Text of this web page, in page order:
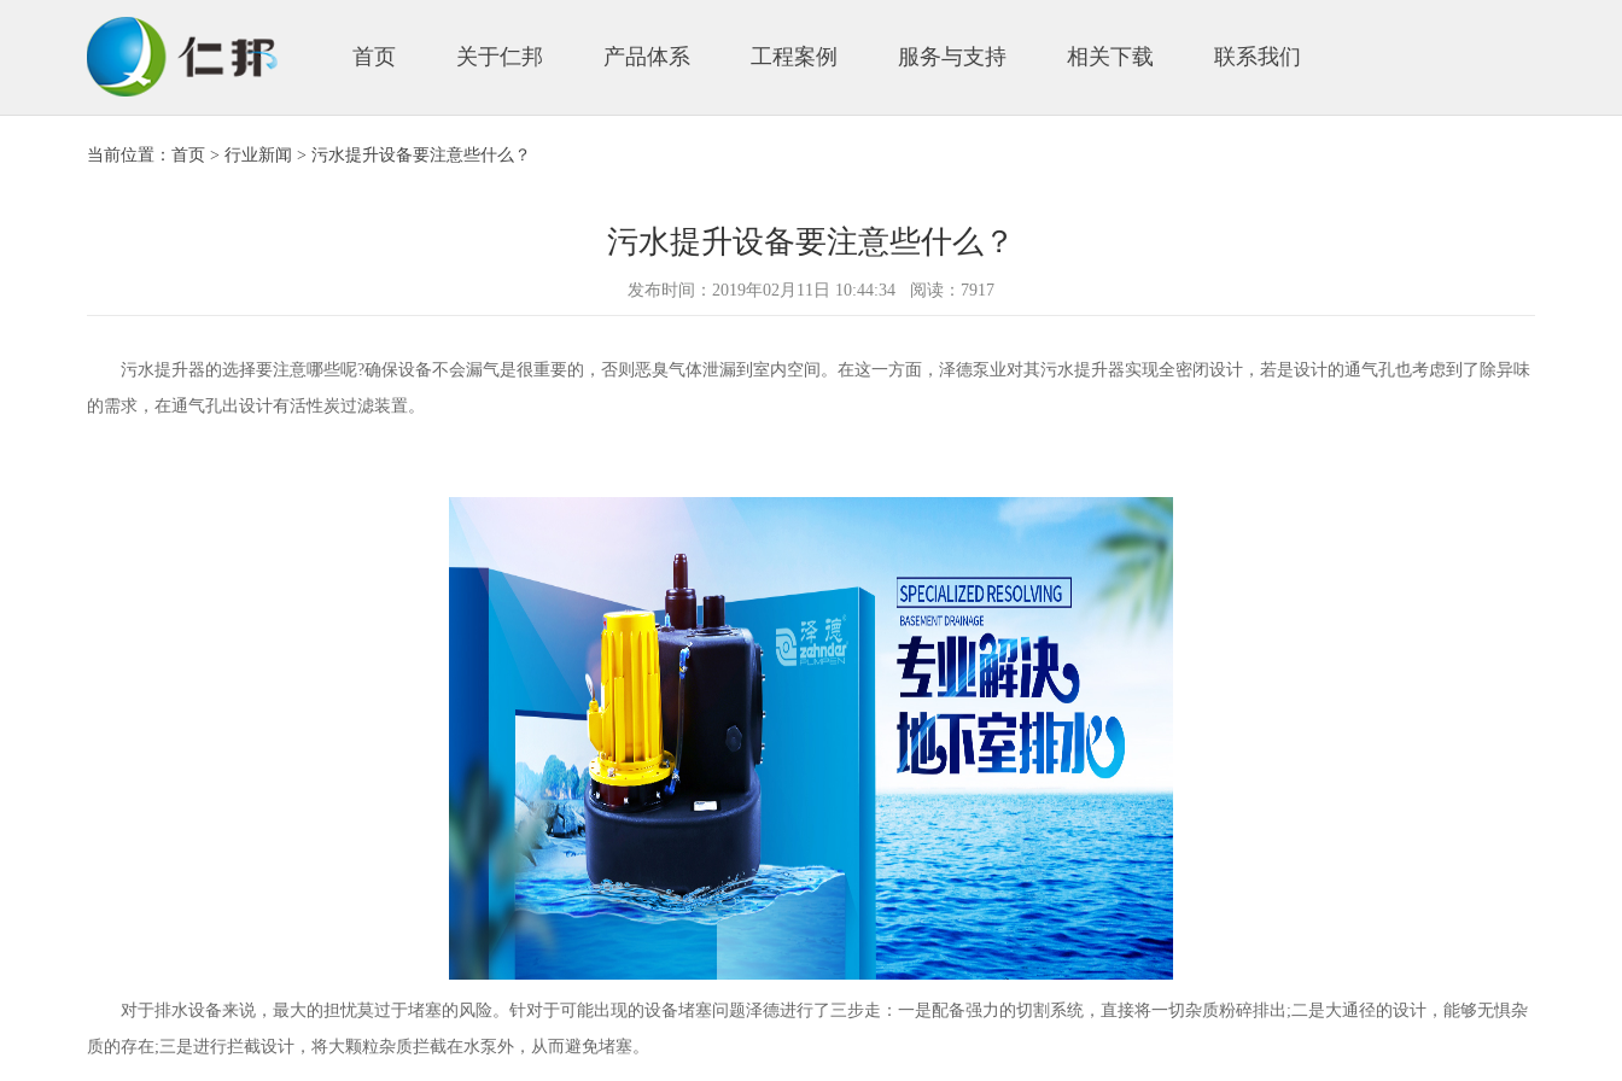
首页 关于仁邦 产品体系 工程案例 服务与支持 相关下载 联系我们
当前位置： 首页 > 行业新闻 > 污水提升设备要注意些什么？
污水提升设备要注意些什么？
发布时间：2019年02月11日 10:44:34 阅读：7917
污水提升器的选择要注意哪些呢?确保设备不会漏气是很重要的，否则恶臭气体泄漏到室内空间。在这一方面，泽德泵业对其污水提升器实现全密闭设计，若是设计的通气孔也考虑到了除异味
的需求，在通气孔出设计有活性炭过滤装置。
对于排水设备来说，最大的担忧莫过于堵塞的风险。针对于可能出现的设备堵塞问题泽德进行了三步走：一是配备强力的切割系统，直接将一切杂质粉碎排出;二是大通径的设计，能够无惧杂
质的存在;三是进行拦截设计，将大颗粒杂质拦截在水泵外，从而避免堵塞。